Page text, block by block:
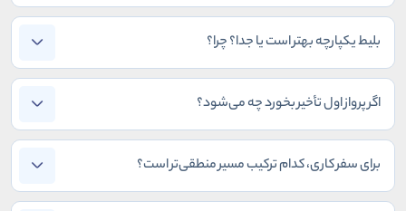
بلیط یکپارچه بهتر است یا جدا؟ چرا؟
اگر پرواز اول تأخیر بخورد چه می‌شود؟
برای سفر کاری، کدام ترکیب مسیر منطقی‌تر است؟